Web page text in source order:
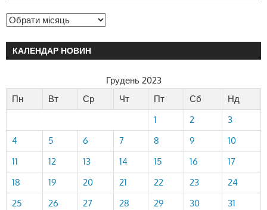
КАЛЕНДАР НОВИН
Грудень 2023
Пн
Вт Ср Чт Пт Сб
Нд
1
2
3
4
5 6 7 8 9
10
11
12 13 14 15 16
17
18
19 20 21 22 23
24
25
26 27 28 29 30 31